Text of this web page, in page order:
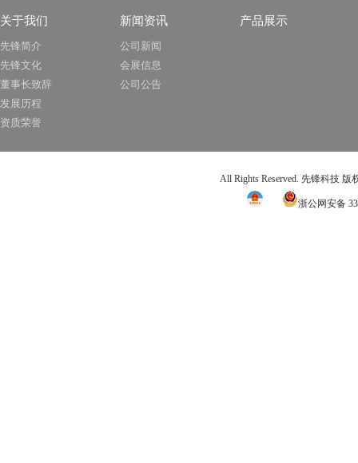
关于我们
先锋简介
先锋文化
董事长致辞
发展历程
资质荣誉
新闻资讯
公司新闻
会展信息
公司公告
产品展示
All Rights Reserved. 先锋科技 版
浙公网安备